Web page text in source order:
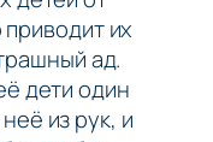
их
ад.
дети один
из рук, и